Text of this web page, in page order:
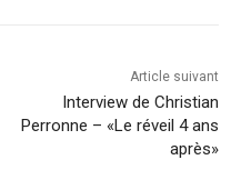
Article suivant
Interview de Christian
Perronne – «Le réveil 4 ans
après»